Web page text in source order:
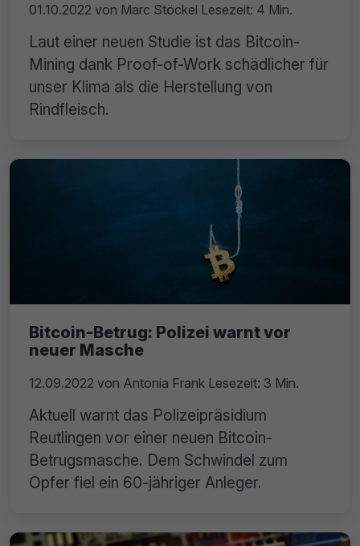
01.10.2022 von Marc Stöckel Lesezeit: 4 Min.
Laut einer neuen Studie ist das Bitcoin-
Mining dank Proof-of-Work schädlicher für
unser Klima als die Herstellung von
Rindfleisch.
Bitcoin-Betrug: Polizei warnt vor
neuer Masche
12.09.2022 von Antonia Frank Lesezeit: 3 Min.
Aktuell warnt das Polizeipräsidium
Reutlingen vor einer neuen Bitcoin-
Betrugsmasche. Dem Schwindel zum
Opfer fiel ein 60-jähriger Anleger.